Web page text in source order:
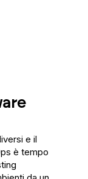
e il
è tempo